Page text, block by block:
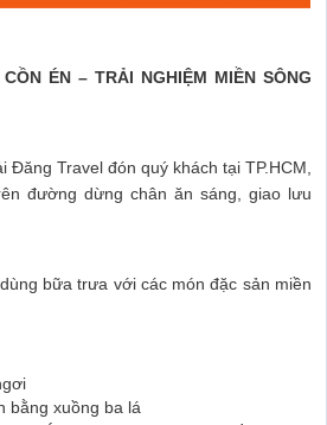
ÉN – TRẢI NGHIỆM MIỀN SÔNG
Đăng Travel đón quý khách tại TP.HCM,
đường dừng chân ăn sáng, giao lưu
bữa trưa với các món đặc sản miền
bằng xuồng ba lá